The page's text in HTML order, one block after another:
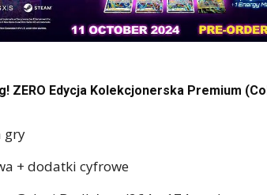
ZERO Edycja Kolekcjonerska Premium
gry
+ dodatki cyfrowe